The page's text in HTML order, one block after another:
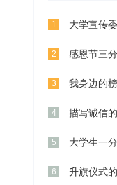
1 大学宣传
2 感恩节三
3 我身边的
4 描写诚信
5 大学生一
6 升旗仪式